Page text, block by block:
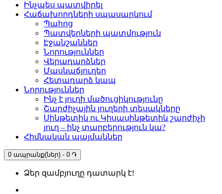
Ինչպես պատվիրել
Հաճախորդների սպասարկում
Պահոց
Պատվերների պատմություն
Էջանշաններ
Նորություններ
Վերադարձներ
Մասնաճյուղեր
Հետադարձ կապ
Նորություններ
Ինչ է յուղի մածուցիկությունը
Շարժիչային յուղերի տեսակները
Սինթետիկ ու Կիսասինթետիկ շարժիչի
յուղ – ինչ տարբերություն կա?
Հիմնական պայմաններ
0 ապրանք(ներ) - 0 ֏
Ձեր զամբյուղը դատարկ է!